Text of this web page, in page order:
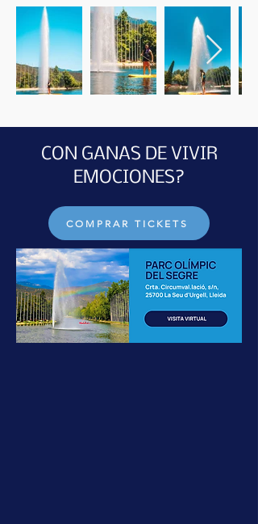
CON GANAS DE VIVIR
EMOCIONES?
COMPRAR TICKETS